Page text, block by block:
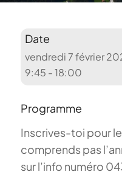
Date
vendredi 7 février
9:45 - 18:00
Programme
Inscrives-toi pour
comprends pas
sur l’info numéro